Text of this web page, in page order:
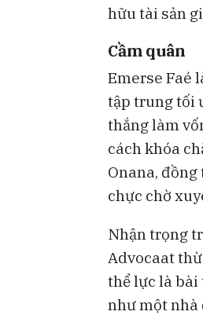
hữu tài sản
Cầm quân
Emerse Faé
tập trung tối
thắng làm
cách khóa
Onana,
chực chờ
Nhận trọng
Advocaat
thể lực là bài
như một nhà